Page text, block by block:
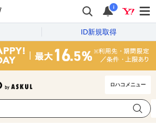
i
ID新規取得
ロハコメニュー